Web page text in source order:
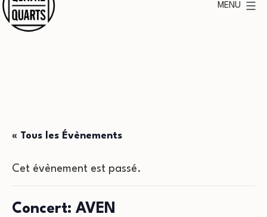
contenu
MENU
« Tous les Évènements
Cet évènement est passé.
Concert: AVEN